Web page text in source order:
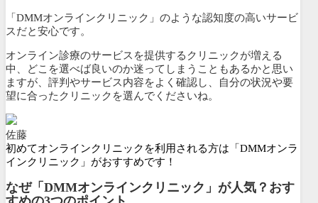
「DMMオンラインクリニック」のような認知度の高いサービ
スだと安心です。
オンライン診療のサービスを提供するクリニックが増える
中、どこを選べば良いのか迷ってしまうこともあるかと思い
ますが、評判やサービス内容をよく確認し、自分の状況や要
望に合ったクリニックを選んでくださいね。
佐藤
初めてオンラインクリニックを利用される方は「DMMオンラ
インクリニック」がおすすめです！
なぜ「DMMオンラインクリニック」が人気？おす